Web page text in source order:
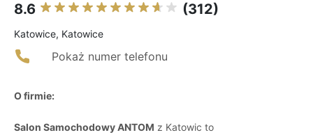
8.6 (312)
Katowice, Katowice
Pokaż numer telefonu
O firmie:
Salon Samochodowy ANTOM z Katowic to